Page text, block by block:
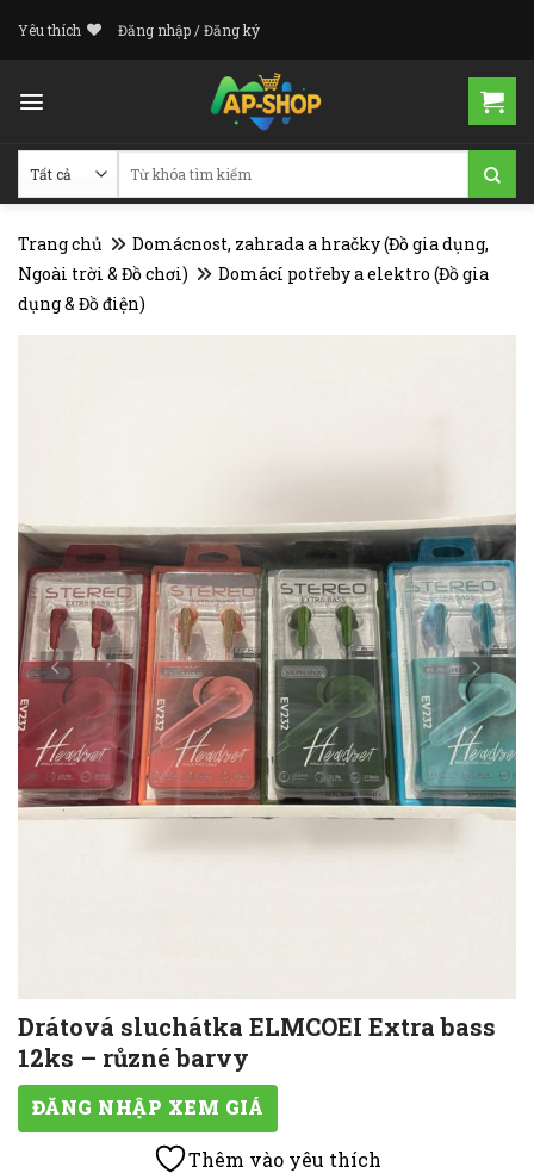
Yêu thích Đăng nhập / Đăng ký
Trang chủ
Domácnost, zahrada a hračky (Đồ gia dụng,
Ngoài trời & Đồ chơi)
Domácí potřeby a elektro (Đồ gia
dụng & Đồ điện)
Drátová sluchátka ELMCOEI Extra bass
12ks – různé barvy
ĐĂNG NHẬP XEM GIÁ
Thêm vào yêu thích